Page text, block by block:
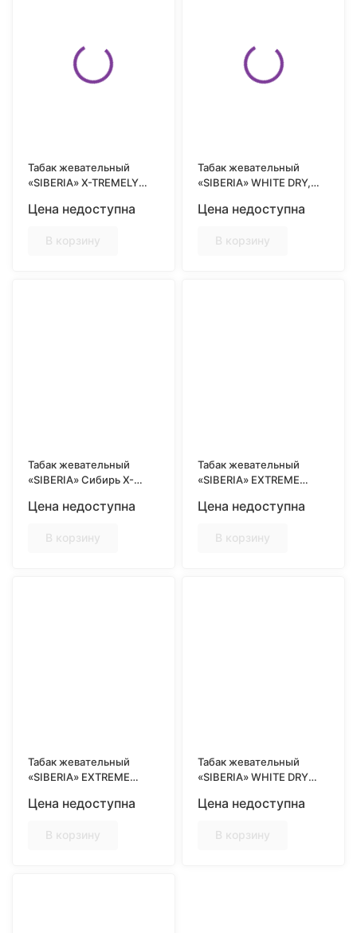
Табак жевательный
«SIBERIA» X-TREMELY
Цена недоступна
В корзину
Табак жевательный
«SIBERIA» WHITE DRY,
SLIM, 13гр
Цена недоступна
В корзину
Табак жевательный
«SIBERIA» Сибирь X-
13гр
Цена недоступна
В корзину
Табак жевательный
«SIBERIA» EXTREME
13гр
Цена недоступна
В корзину
Табак жевательный
«SIBERIA» EXTREME
COLD, MINI, 10гр
Цена недоступна
В корзину
Табак жевательный
«SIBERIA» WHITE DRY
Цена недоступна
В корзину